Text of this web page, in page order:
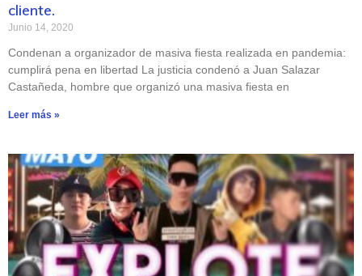
cliente.
Junio 14, 2020
Condenan a organizador de masiva fiesta realizada en pandemia:
cumplirá pena en libertad La justicia condenó a Juan Salazar
Castañeda, hombre que organizó una masiva fiesta en
Leer más »